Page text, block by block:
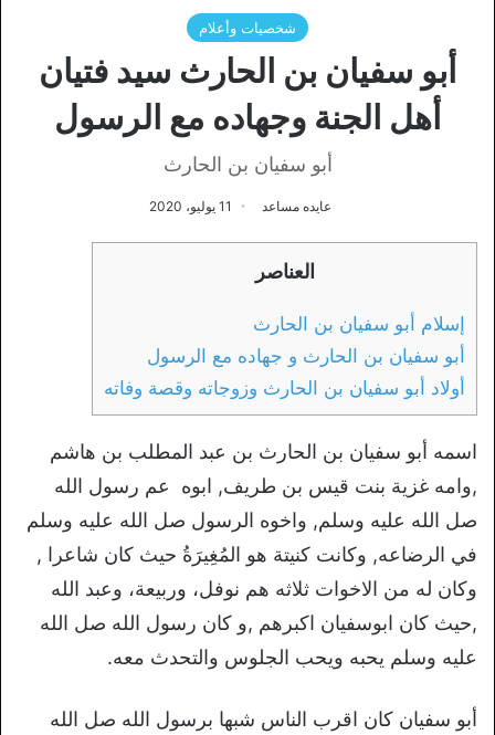
شخصيات وأعلام
أبو سفيان بن الحارث سيد فتيان
أهل الجنة وجهاده مع الرسول
أبو سفيان بن الحارث
عايده مساعد 11 يوليو، 2020
العناصر
إسلام أبو سفيان بن الحارث
أبو سفيان بن الحارث و جهاده مع الرسول
أولاد أبو سفيان بن الحارث وزوجاته وقصة وفاته
اسمه أبو سفيان بن الحارث بن عبد المطلب بن هاشم
,وامه غزية بنت قيس بن طريف, ابوه عم رسول الله
صل الله عليه وسلم, واخوه الرسول صل الله عليه وسلم
في الرضاعه, وكانت كنيتة هو المُغِيرَةُ حيث كان شاعرا ,
وكان له من الاخوات ثلاثه هم نوفل، وربيعة، وعبد الله
,حيث كان ابوسفيان اكبرهم ,و كان رسول الله صل الله
عليه وسلم يحبه ويحب الجلوس والتحدث معه.
أبو سفيان كان اقرب الناس شبها برسول الله صل الله